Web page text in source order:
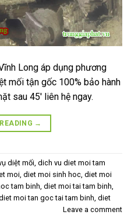
Long áp dụng phương
mối tận gốc 100% bảo hành
sau 45′ liên hệ ngay.
→
diệt mối, dich vu diet moi tam
moi, diet moi sinh hoc, diet moi
tam binh, diet moi tai tam binh,
moi tan goc tai tam binh, diet
Leave a comment